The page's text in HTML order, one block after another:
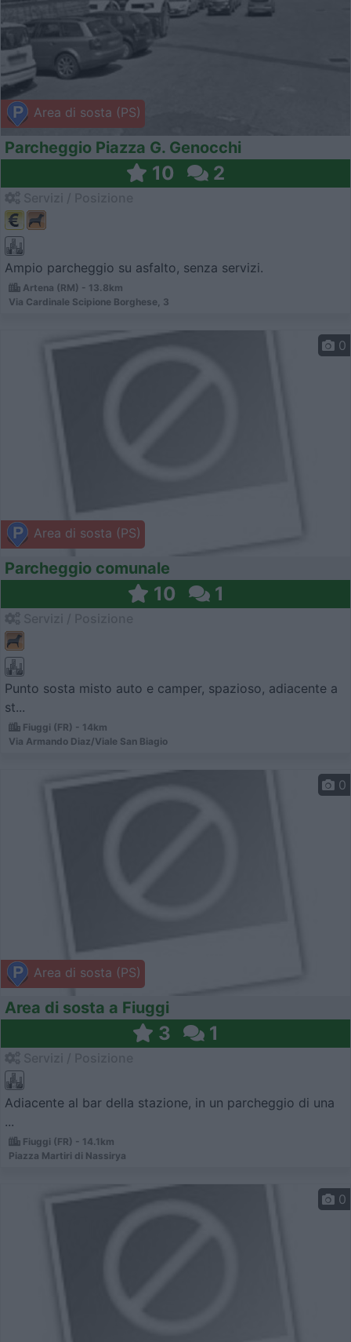
Area di sosta (PS)
Parcheggio Piazza G. Genocchi
10 2
Ampio parcheggio su asfalto, senza servizi.
Artena (RM) - 13.8km
Via Cardinale Scipione Borghese, 3
Area di sosta (PS)
0
Parcheggio comunale
10 1
Punto sosta misto auto e camper, spazioso, adiacente a
st...
Fiuggi (FR) - 14km
Via Armando Diaz/Viale San Biagio
Area di sosta (PS)
0
Area di sosta a Fiuggi
3 1
Adiacente al bar della stazione, in un parcheggio di una
...
Fiuggi (FR) - 14.1km
Piazza Martiri di Nassirya
0